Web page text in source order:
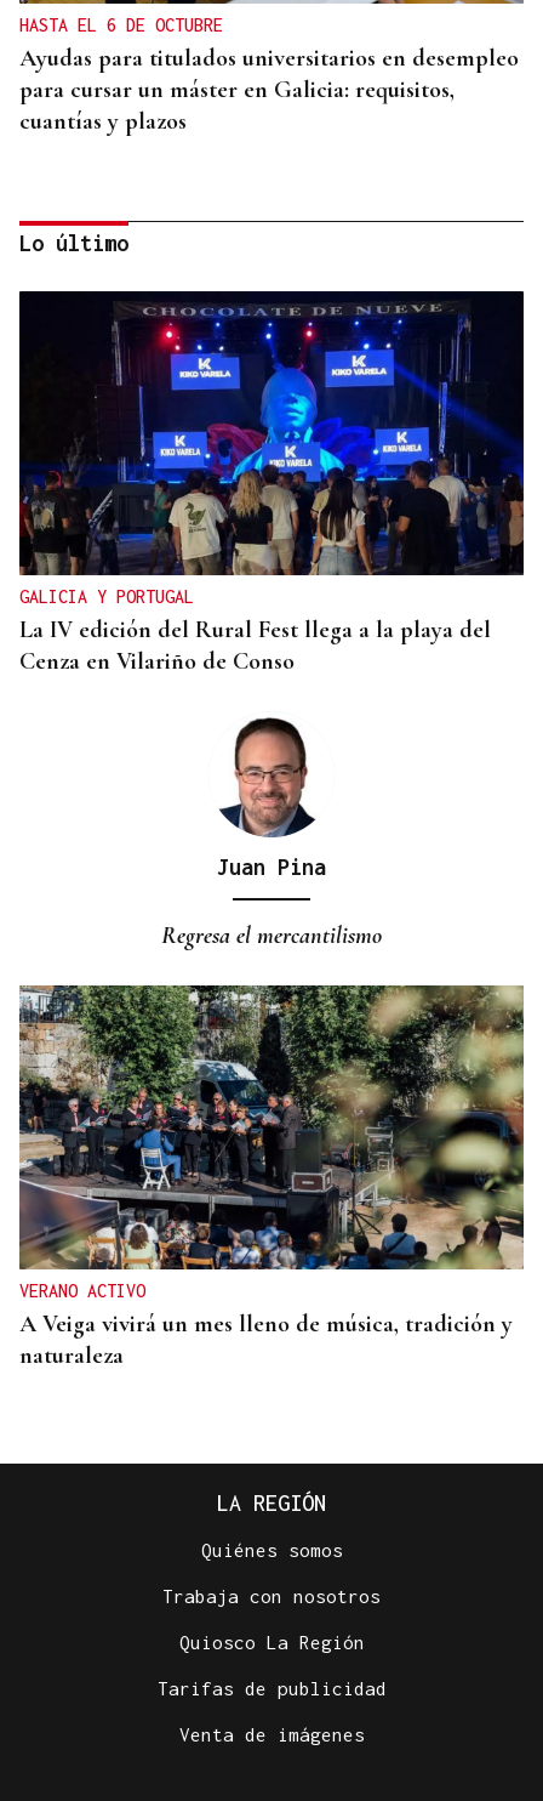
HASTA EL 6 DE OCTUBRE
Ayudas para titulados universitarios en desempleo
para cursar un máster en Galicia: requisitos,
cuantías y plazos
CUENTA CON ANTECEDENTES
Despliegue policial en Redondela por un hombre
atrincherado en su vivienda
Lo último
GALICIA Y PORTUGAL
La IV edición del Rural Fest llega a la playa del
Cenza en Vilariño de Conso
Juan Pina
Regresa el mercantilismo
VERANO ACTIVO
A Veiga vivirá un mes lleno de música, tradición y
naturaleza
La final del cuadro de dobles ya está servida en el
LA REGIÓN
Quiénes somos
Trabaja con nosotros
Quiosco La Región
Tarifas de publicidad
Venta de imágenes